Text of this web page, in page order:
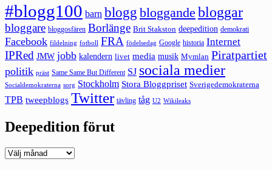
#blogg100 barn blogg bloggande bloggar
bloggare bloggosfären Borlänge Brit Stakston deepedition demokrati
Facebook fildelning fotboll FRA födelsedag Google historia Internet
IPRed JMW jobb kalendern livet media musik Mymlan Piratpartiet
politik präst Same Same But Different SJ sociala medier
Socialdemokraterna sorg Stockholm Stora Bloggpriset Sverigedemokraterna
TPB tweepblogs Twitter tävling tåg U2 Wikileaks
Deepedition förut
Deepedition